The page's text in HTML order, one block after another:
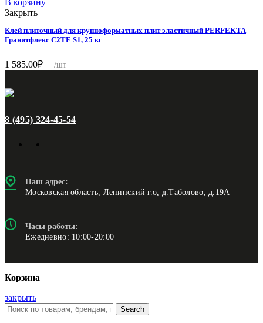
В корзину
Закрыть
Клей плиточный для крупноформатных плит эластичный PERFEKTA
Гранитфлекс C2TE S1, 25 кг
1 585.00₽ /шт
8 (495) 324-45-54
Наш адрес:
Московская область, Ленинский г.о, д.Таболово, д.19А
Часы работы:
Ежедневно: 10:00-20:00
Корзина
закрыть
Search